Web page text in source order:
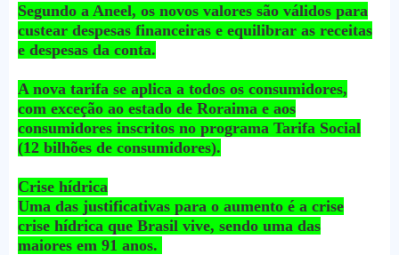
Segundo a Aneel, os novos valores são válidos para
custear despesas financeiras e equilibrar as receitas
e despesas da conta.
A nova tarifa se aplica a todos os consumidores,
com exceção ao estado de Roraima e aos
consumidores inscritos no programa Tarifa Social
(12 bilhões de consumidores).
Crise hídrica
Uma das justificativas para o aumento é a crise
crise hídrica que Brasil vive, sendo uma das
maiores em 91 anos.